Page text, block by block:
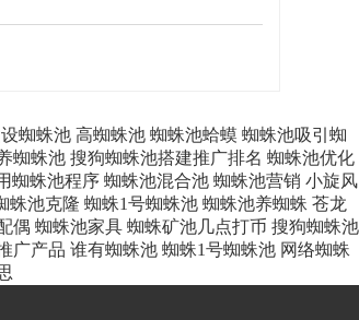
蜘蛛池 高蜘蛛池 蜘蛛池蛤蟆 蜘蛛池吸引蜘
蜘蛛池 搜狗蜘蛛池搭建推广排名 蜘蛛池优化
蜘蛛池程序 蜘蛛池混合池 蜘蛛池营销 小旋风
蛛池克隆 蜘蛛1号蜘蛛池 蜘蛛池养蜘蛛 苍龙
偶 蜘蛛池家具 蜘蛛矿池几点打币 搜狗蜘蛛池
广产品 谁有蜘蛛池 蜘蛛1号蜘蛛池 网络蜘蛛